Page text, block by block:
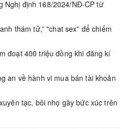
Nghị định 168/2024/NĐ-CP từ
thám tử,” "chat sex” để chiếm
đoạt 400 triệu đồng khi đăng kí
an về hành vi mua bán tài khoản
tạc, bôi nhọ gây bức xúc trên